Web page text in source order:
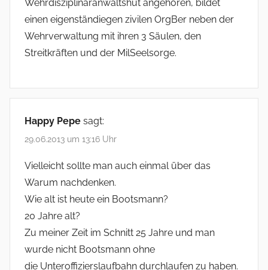
Wehrdisziplinaranwaltshut angehören, bildet
einen eigenständiegen zivilen OrgBer neben der
Wehrverwaltung mit ihren 3 Säulen, den
Streitkräften und der MilSeelsorge.
Happy Pepe sagt:
29.06.2013 um 13:16 Uhr
Vielleicht sollte man auch einmal über das
Warum nachdenken.
Wie alt ist heute ein Bootsmann?
20 Jahre alt?
Zu meiner Zeit im Schnitt 25 Jahre und man
wurde nicht Bootsmann ohne
die Unteroffizierslaufbahn durchlaufen zu haben.